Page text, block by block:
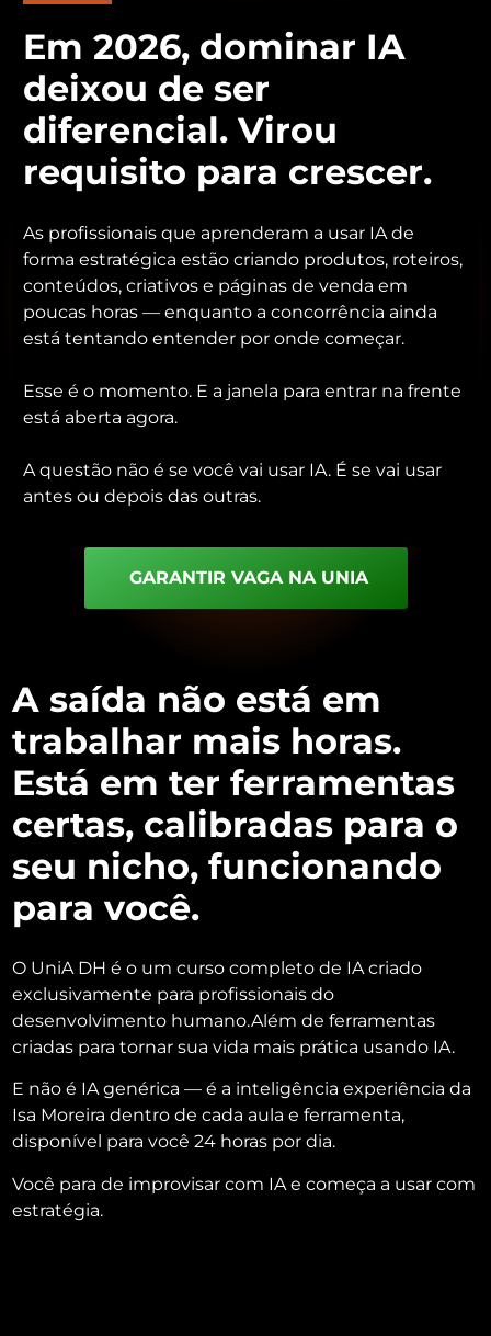
Em 2026, dominar IA
deixou de ser
diferencial. Virou
requisito para crescer.
As profissionais que aprenderam a usar IA de
forma estratégica estão criando produtos, roteiros,
conteúdos, criativos e páginas de venda em
poucas horas — enquanto a concorrência ainda
está tentando entender por onde começar.
Esse é o momento. E a janela para entrar na frente
está aberta agora.
A questão não é se você vai usar IA. É se vai usar
antes ou depois das outras.
GARANTIR VAGA NA UNIA
A saída não está em
trabalhar mais horas.
Está em ter ferramentas
certas, calibradas para o
seu nicho, funcionando
para você.
O UniA DH é o um curso completo de IA criado
exclusivamente para profissionais do
desenvolvimento humano.Além de ferramentas
criadas para tornar sua vida mais prática usando IA.
E não é IA genérica — é a inteligência experiência da
Isa Moreira dentro de cada aula e ferramenta,
disponível para você 24 horas por dia.
Você para de improvisar com IA e começa a usar com
estratégia.